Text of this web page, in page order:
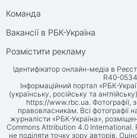
Команда
Вакансії в РБК-Україна
Розмістити рекламу
Ідентифікатор онлайн-медіа в
R40-
Інформаційний портал «РБК-
(українську, російську та
https://www.rbc.ua. Фотографії,
правовласникам. Всі фотографії
журналісти «РБК-Україна»,
Commons Attribution 4.0 International.
не поділяти точку зору авторів.